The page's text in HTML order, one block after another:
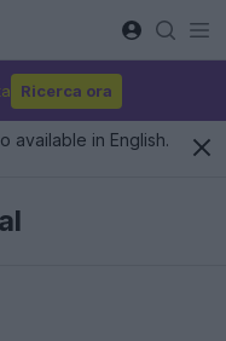
Ricerca ora
available in English.